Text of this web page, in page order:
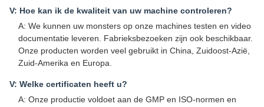
V: Hoe kan ik de kwaliteit van uw machine controleren?
A: We kunnen uw monsters op onze machines testen en video
documentatie leveren. Fabrieksbezoeken zijn ook beschikbaar.
Onze producten worden veel gebruikt in China, Zuidoost-Azië,
Zuid-Amerika en Europa.
V: Welke certificaten heeft u?
A: Onze productie voldoet aan de GMP en ISO-normen en